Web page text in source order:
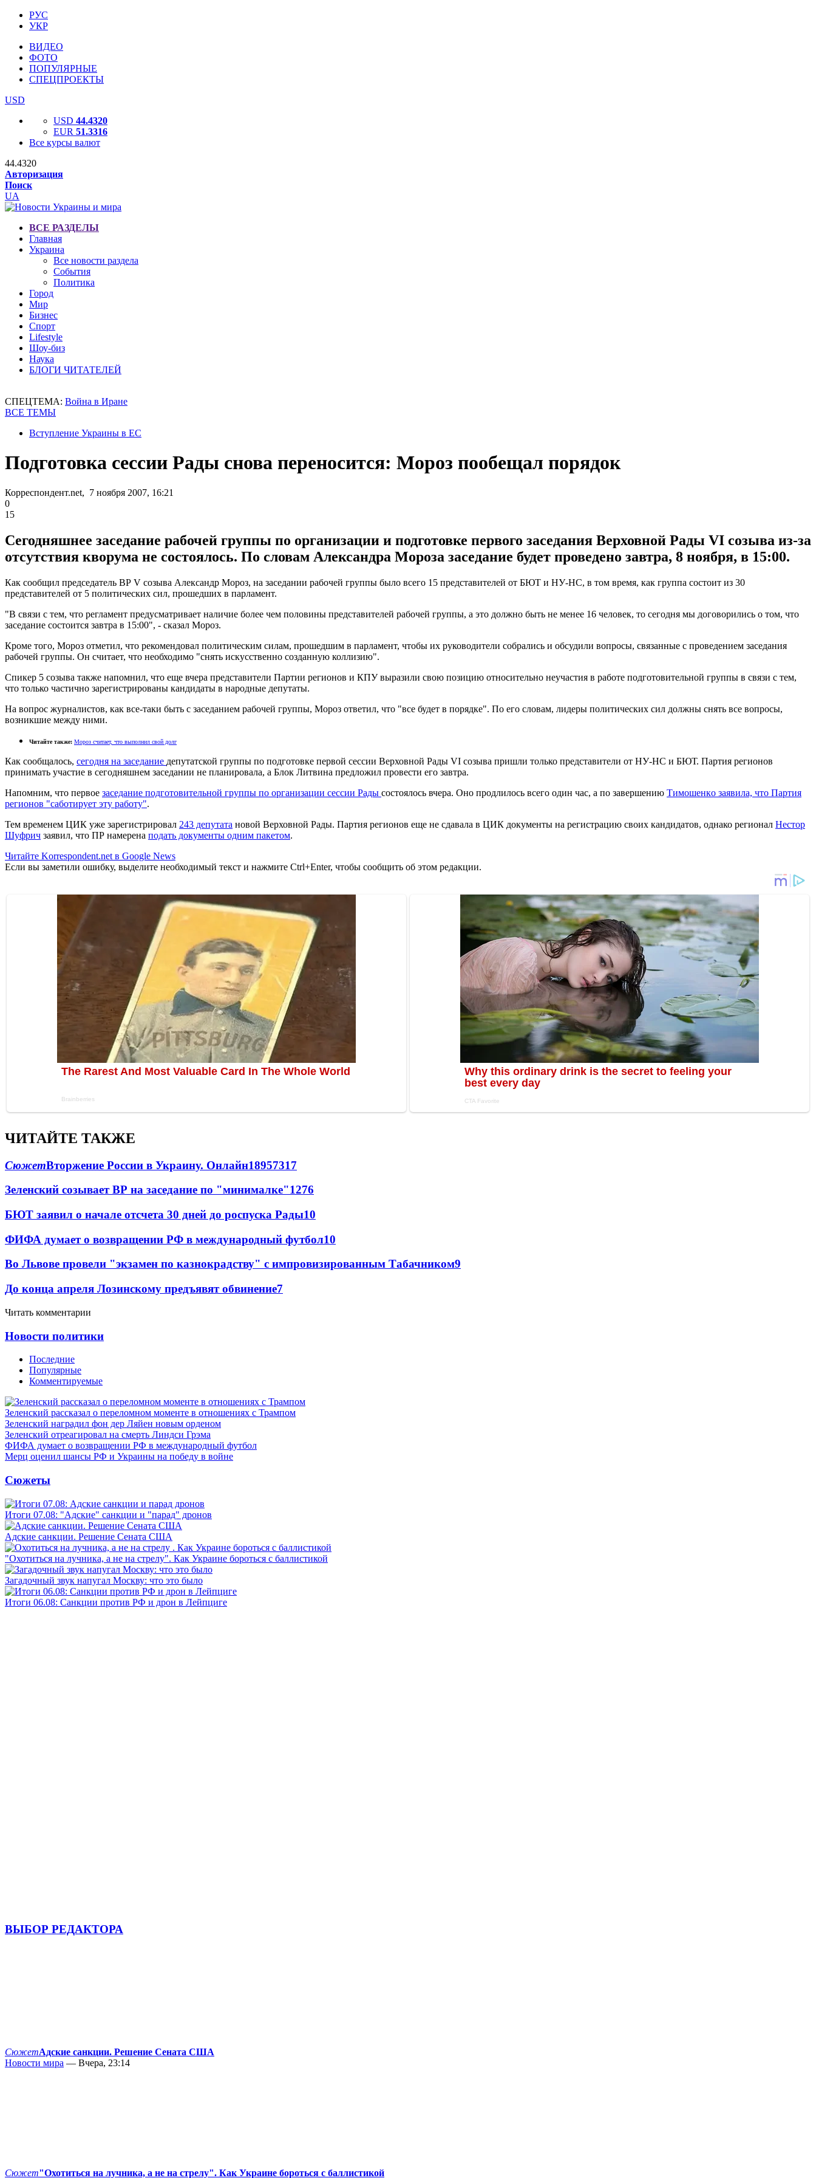
РУС
УКР
ВИДЕО
ФОТО
ПОПУЛЯРНЫЕ
СПЕЦПРОЕКТЫ
USD
USD 44.4320
EUR 51.3316
Все курсы валют
44.4320
Авторизация
Поиск
UA
ВСЕ РАЗДЕЛЫ
Главная
Украина
Все новости раздела
События
Политика
Город
Мир
Бизнес
Спорт
Lifestyle
Шоу-биз
Наука
БЛОГИ ЧИТАТЕЛЕЙ
СПЕЦТЕМА: Война в Иране
ВСЕ ТЕМЫ
Вступление Украины в ЕС
Подготовка сессии Рады снова переносится: Мороз пообещал порядок
Корреспондент.net, 7 ноября 2007, 16:21
0
15
Сегодняшнее заседание рабочей группы по организации и подготовке первого заседания Верховной Рады VІ созыва из-за
отсутствия кворума не состоялось. По словам Александра Мороза заседание будет проведено завтра, 8 ноября, в 15:00.
Как сообщил председатель ВР V созыва Александр Мороз, на заседании рабочей группы было всего 15 представителей от БЮТ и НУ-НС, в том время, как группа состоит из 30
представителей от 5 политических сил, прошедших в парламент.
"В связи с тем, что регламент предусматривает наличие более чем половины представителей рабочей группы, а это должно быть не менее 16 человек, то сегодня мы договорились о том, что
заседание состоится завтра в 15:00", - сказал Мороз.
Кроме того, Мороз отметил, что рекомендовал политическим силам, прошедшим в парламент, чтобы их руководители собрались и обсудили вопросы, связанные с проведением заседания
рабочей группы. Он считает, что необходимо "снять искусственно созданную коллизию".
Спикер 5 созыва также напомнил, что еще вчера представители Партии регионов и КПУ выразили свою позицию относительно неучастия в работе подготовительной группы в связи с тем,
что только частично зарегистрированы кандидаты в народные депутаты.
На вопрос журналистов, как все-таки быть с заседанием рабочей группы, Мороз ответил, что "все будет в порядке". По его словам, лидеры политических сил должны снять все вопросы,
возникшие между ними.
Читайте также: Мороз считает, что выполнил свой долг
Как сообщалось, сегодня на заседание депутатской группы по подготовке первой сессии Верховной Рады VI созыва пришли только представители от НУ-НС и БЮТ. Партия регионов
принимать участие в сегодняшнем заседании не планировала, а Блок Литвина предложил провести его завтра.
Напомним, что первое заседание подготовительной группы по организации сессии Рады состоялось вчера. Оно продлилось всего один час, а по завершению Тимошенкo заявила, что Партия
регионoв "саботирует эту работу".
Тем временем ЦИК уже зарегистрировал 243 депутата новой Верховной Рады. Партия регионов еще не сдавала в ЦИК документы на регистрацию своих кандидатов, однако регионал Нестор
Шуфрич заявил, что ПР намерена подать документы одним пакетом.
Читайте Korrespondent.net в Google News
Если вы заметили ошибку, выделите необходимый текст и нажмите Ctrl+Enter, чтобы сообщить об этом редакции.
ЧИТАЙТЕ ТАКЖЕ
СюжетВторжение России в Украину. Онлайн18957317
Зеленский созывает ВР на заседание по "минималке"1276
БЮТ заявил о начале отсчета 30 дней до роспуска Рады10
ФИФА думает о возвращении РФ в международный футбол10
Во Львове провели "экзамен по казнокрадству" с импровизированным Табачником9
До конца апреля Лозинскому предъявят обвинение7
Читать комментарии
Новости политики
Последние
Популярные
Комментируемые
Зеленский рассказал о переломном моменте в отношениях с Трампом
Зеленский наградил фон дер Ляйен новым орденом
Зеленский отреагировал на смерть Линдси Грэма
ФИФА думает о возвращении РФ в международный футбол
Мерц оценил шансы РФ и Украины на победу в войне
Сюжеты
Итоги 07.08: "Адские" санкции и "парад" дронов
Адские санкции. Решение Сената США
"Охотиться на лучника, а не на стрелу". Как Украине бороться с баллистикой
Загадочный звук напугал Москву: что это было
Итоги 06.08: Санкции против РФ и дрон в Лейпциге
ВЫБОР РЕДАКТОРА
СюжетАдские санкции. Решение Сената США
Новости мира — Вчера, 23:14
Сюжет"Охотиться на лучника, а не на стрелу". Как Украине бороться с баллистикой